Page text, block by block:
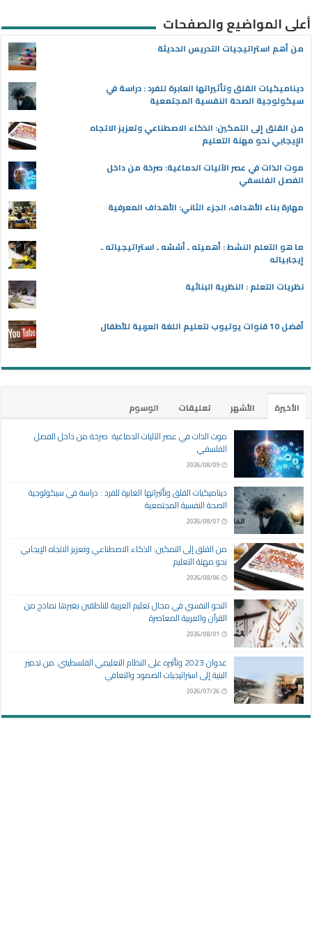
أعلى المواضيع والصفحات
من أهم استراتيجيات التدريس الحديثة
ديناميكيات القلق وتأثيراتها العابرة للفرد : دراسة في
سيكولوجية الصحة النفسية المجتمعية
من القلق إلى التمكين: الذكاء الاصطناعي وتعزيز الاتجاه
الإيجابي نحو مهنة التعليم
موت الذات في عصر الآليات الدماغية: صرخة من داخل
الفصل الفلسفي
مهارة بناء الأهداف، الجزء الثاني: الأهداف المعرفية
ما هو التعلم النشط : أهميته ـ أسُسُه ـ استراتيجياته ـ
إيجابياته
نظريات التعلم : النظرية البنائية
أفضل 10 قنوات يوتيوب لتعليم اللغة العربية للأطفال
الأخيرة الأشهر تعليقات
الوسوم
موت الذات في عصر الآليات الدماغية: صرخة من داخل الفصل
الفلسفي
2026/08/09
ديناميكيات القلق وتأثيراتها العابرة للفرد : دراسة في سيكولوجية
الصحة النفسية المجتمعية
2026/08/07
من القلق إلى التمكين: الذكاء الاصطناعي وتعزيز الاتجاه الإيجابي
نحو مهنة التعليم
2026/08/06
النحو النفسي في مجال تعليم العربية للناطقين بغيرها نماذج من
القرآن والعربية المعاصرة
2026/08/01
عدوان 2023 وتأثيره على النظام التعليمي الفلسطيني: من تدمير
البنية إلى استراتيجيات الصمود والتعافي
2026/07/26